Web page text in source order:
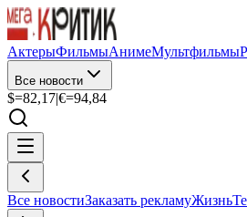
АктерыФильмыАнимеМультфильмы
Все новости
$=82,17|€=94,84
Все новостиЗаказать рекламуЖизнь